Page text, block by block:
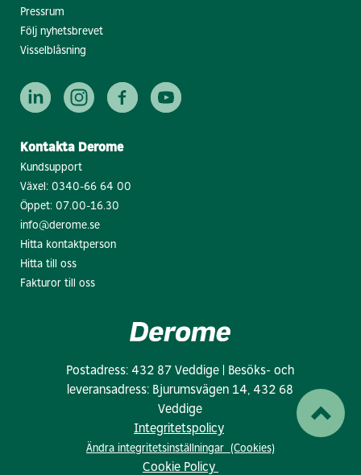
Pressrum
Följ nyhetsbrevet
Visselblåsning
Kontakta Derome
Kundsupport
Växel: 0340-66 64 00
Öppet: 07.00-16.30
info@derome.se
Hitta kontaktperson
Hitta till oss
Fakturor till oss
Postadress: 432 87 Veddige | Besöks- och
leveransadress: Bjurumsvägen 14, 432 68
Veddige
Integritetspolicy
Ändra integritetsinställningar (Cookies)
Cookie Policy